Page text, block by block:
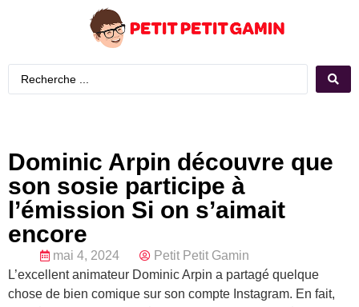
Dominic Arpin découvre que
son sosie participe à
l’émission Si on s’aimait
encore
mai 4, 2024
Petit Petit Gamin
L’excellent animateur Dominic Arpin a partagé quelque
chose de bien comique sur son compte Instagram. En fait,